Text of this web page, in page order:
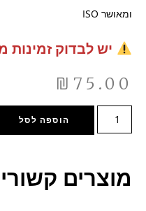
ומאושר ISO
יש לבדוק זמינות
₪ 75.00
הוספה לסל
מוצרים